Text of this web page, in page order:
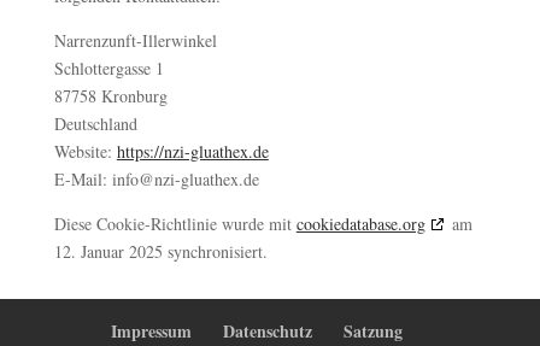
Narrenzunft-Illerwinkel
Schlottergasse 1
87758 Kronburg
Deutschland
Website: https://nzi-gluathex.de
E-Mail: info@nzi-gluathex.de
Diese Cookie-Richtlinie wurde mit cookiedatabase.org
am
12. Januar 2025 synchronisiert.
Impressum Datenschutz Satzung